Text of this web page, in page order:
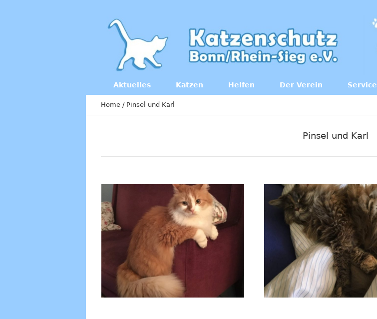
Aktuelles Katzen Helfen Der Verein Service
Home / Pinsel und Karl
Pinsel und Karl